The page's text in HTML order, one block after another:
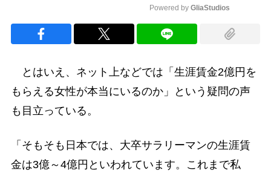
Powered by GliaStudios
とはいえ、ネット上などでは「生涯賃金2億円を
もらえる女性が本当にいるのか」という疑問の声
も目立っている。
「そもそも日本では、大卒サラリーマンの生涯賃
金は3億～4億円といわれています。これまで私